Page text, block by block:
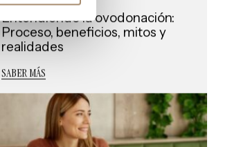
Entendiendo la ovodonación:
Proceso, beneficios, mitos y
realidades
SABER MÁS